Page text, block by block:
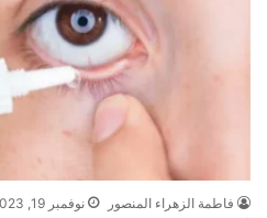
فاطمة الزهراء المنصور نوفمبر 19, 2023